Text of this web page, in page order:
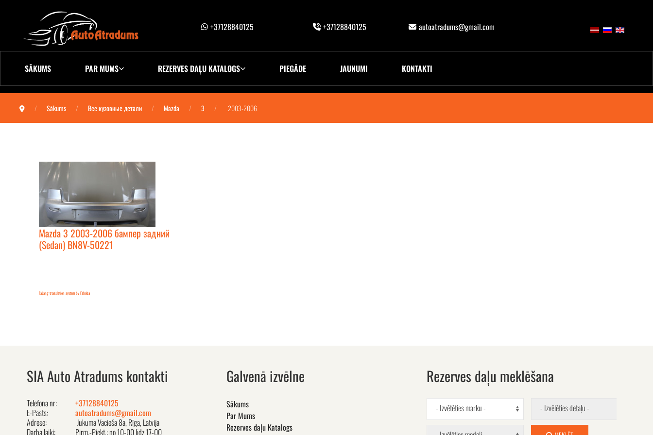
+37128840125 +37128840125 autoatradums@gmail.com
SĀKUMS PAR MUMS REZERVES DAĻU KATALOGS PIEGĀDE JAUNUMI KONTAKTI
Sākums Все кузовные детали Mazda 3 2003-2006
Mazda 3 2003-2006 бампер задний
(Sedan) BN8V-50221
FaLang translation system by Faboba
SIA Auto Atradums kontakti
Telefona nr:
+37128840125
E-Pasts:
autoatradums@gmail.com
Adrese:
Jukuma Vacieša 8a, Rīga, Latvija
Darba laiki:
Pirm.-Piekt.: no 10-00 līdz 17-00
Galvenā izvēlne
Sākums
Par Mums
Rezerves daļu Katalogs
Rezerves daļu meklēšana
- Izvētēties marku - - Izvēlēties detaļu -